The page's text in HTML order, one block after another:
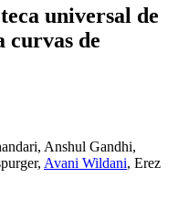
universal de
curvas de
, Anshul Gandhi,
, Avani Wildani, Erez